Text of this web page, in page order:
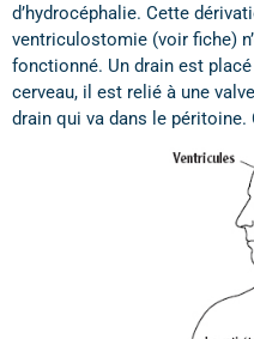
d’hydrocéphalie. Cette
ventriculostomie (voir fiche)
fonctionné. Un drain est
cerveau, il est relié à une
drain qui va dans le péritoine.